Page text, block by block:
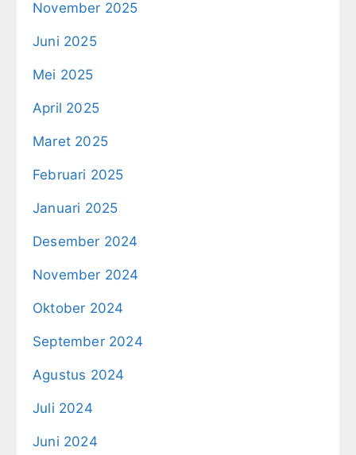
November 2025
Juni 2025
Mei 2025
April 2025
Maret 2025
Februari 2025
Januari 2025
Desember 2024
November 2024
Oktober 2024
September 2024
Agustus 2024
Juli 2024
Juni 2024